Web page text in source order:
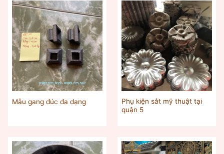
Mẫu gang đúc đa dạng
Phụ kiện sắt mỹ thuật tại
quận 5